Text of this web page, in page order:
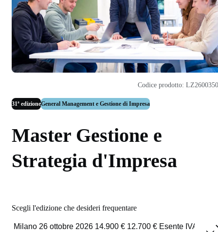
31ª edizioneGeneral Management e Gestione di Impresa
Master Gestione e
Strategia d'Impresa
Scegli l'edizione che desideri frequentare
Codice prodotto: